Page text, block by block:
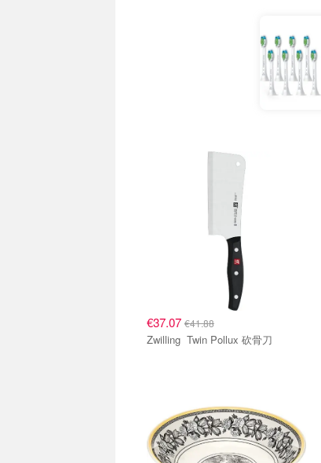
€37.07 €41.88
Zwilling Twin Pollux 砍骨刀